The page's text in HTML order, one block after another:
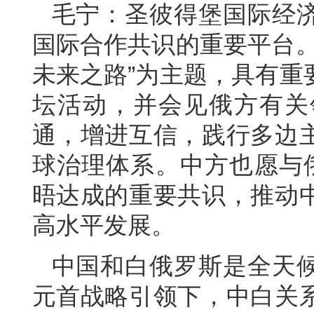
毛宁：圣彼得堡国际经
国际合作共识的重要平台
未来之路”为主题，具有
坛活动，并会见俄方有
通，增进互信，践行多边
球治理体系。中方也愿
晤达成的重要共识，推动
高水平发展。
中国和白俄罗斯是全天
元首战略引领下，中白关